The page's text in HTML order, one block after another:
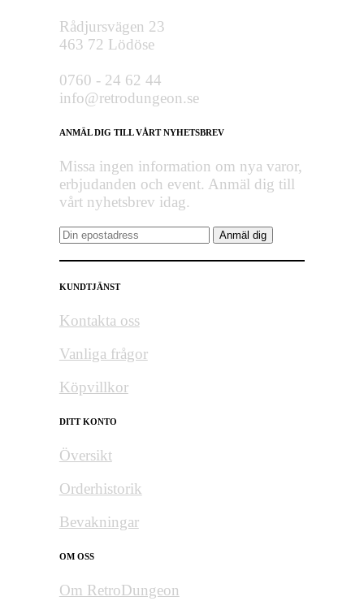
Rådjursvägen 23
463 72 Lödöse
0760 - 24 62 44
info@retrodungeon.se
ANMÄL DIG TILL VÅRT NYHETSBREV
Missa ingen information om nya varor,
erbjudanden och event. Anmäl dig till
vårt nyhetsbrev idag.
KUNDTJÄNST
Kontakta oss
Vanliga frågor
Köpvillkor
DITT KONTO
Översikt
Orderhistorik
Bevakningar
OM OSS
Om RetroDungeon